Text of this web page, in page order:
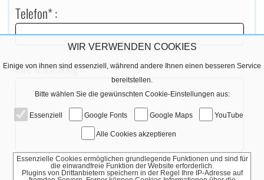
Telefon* :
Ihre Mitteilung :
WIR VERWENDEN COOKIES
Einige von ihnen sind essenziell, während andere Ihnen einen besseren Service
bereitstellen.
Bitte wählen Sie die gewünschten Cookie-Einstellungen aus:
Essenziell Google Fonts Google Maps YouTube
Alle Cookies akzeptieren
Essenzielle Cookies ermöglichen grundlegende Funktionen und sind für
die einwandfreie Funktion der Website erforderlich.
Plugins von Drittanbietern speichern in der Regel Ihre IP-Adresse auf